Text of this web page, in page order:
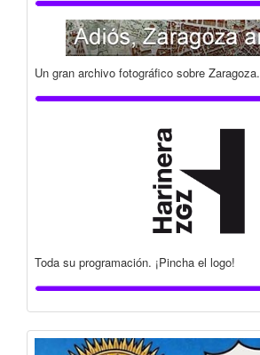
Un gran archivo fotográfico sobre Zaragoza.
Toda su programación. ¡Pincha el logo!